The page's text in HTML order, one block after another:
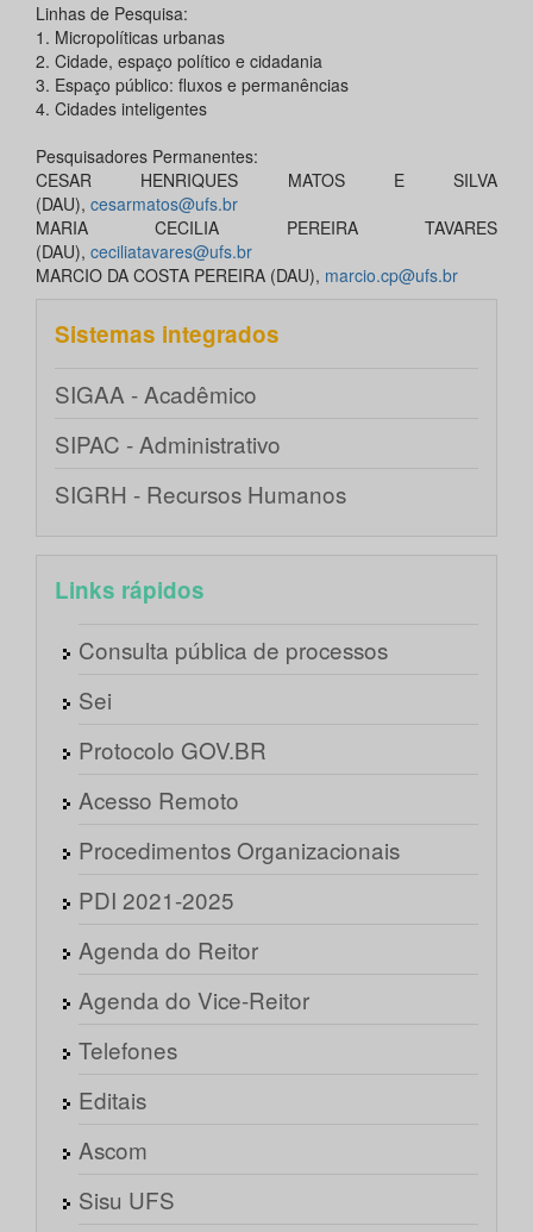
Linhas de Pesquisa:
1. Micropolíticas urbanas
2. Cidade, espaço político e cidadania
3. Espaço público: fluxos e permanências
4. Cidades inteligentes
Pesquisadores Permanentes:
CESAR HENRIQUES MATOS E SILVA
(DAU), cesarmatos@ufs.br
MARIA CECILIA PEREIRA TAVARES
(DAU), ceciliatavares@ufs.br
MARCIO DA COSTA PEREIRA (DAU), marcio.cp@ufs.br
Sistemas integrados
SIGAA - Acadêmico
SIPAC - Administrativo
SIGRH - Recursos Humanos
Links rápidos
Consulta pública de processos
Sei
Protocolo GOV.BR
Acesso Remoto
Procedimentos Organizacionais
PDI 2021-2025
Agenda do Reitor
Agenda do Vice-Reitor
Telefones
Editais
Ascom
Sisu UFS